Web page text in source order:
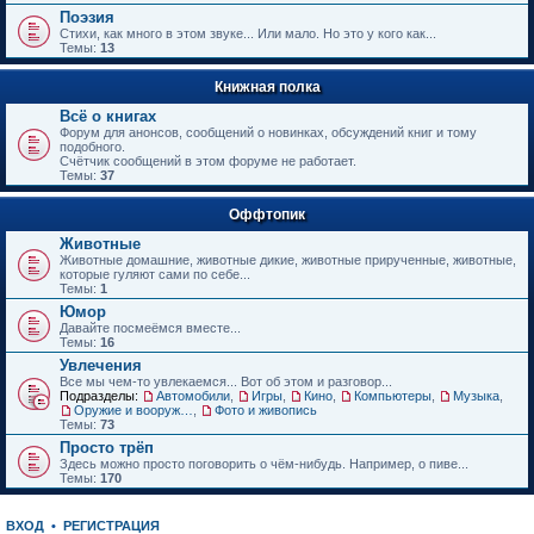
е
н
и
ю
Поэзия
Стихи, как много в этом звуке... Или мало. Но это у кого как...
Темы: 13
Книжная полка
Всё о книгах
Форум для анонсов, сообщений о новинках, обсуждений книг и тому
подобного.
Счётчик сообщений в этом форуме не работает.
Темы: 37
Оффтопик
Животные
Животные домашние, животные дикие, животные прирученные, животные,
которые гуляют сами по себе...
Темы: 1
Юмор
Давайте посмеёмся вместе...
Темы: 16
Увлечения
Все мы чем-то увлекаемся... Вот об этом и разговор...
Подразделы:
Автомобили Игры Кино Компьютеры Музыка
Фото и живопись
Темы: 73
Просто трёп
Здесь можно просто поговорить о чём-нибудь. Например, о пиве...
Темы: 170
ВХОД • РЕГИСТРАЦИЯ